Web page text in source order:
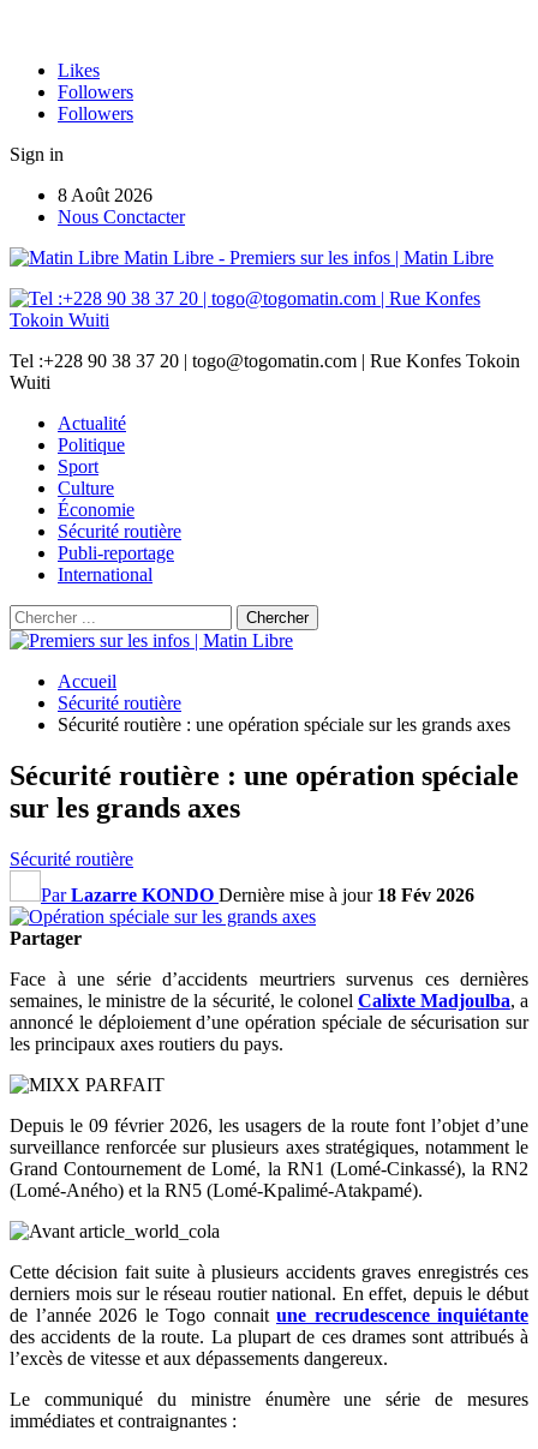
Likes
Followers
Followers
Sign in
8 Août 2026
Nous Conctacter
Matin Libre - Premiers sur les infos | Matin Libre
Tel :+228 90 38 37 20 | togo@togomatin.com | Rue Konfes Tokoin
Wuiti
Actualité
Politique
Sport
Culture
Économie
Sécurité routière
Publi-reportage
International
Accueil
Sécurité routière
Sécurité routière : une opération spéciale sur les grands axes
Sécurité routière : une opération spéciale
sur les grands axes
Sécurité routière
ParLazarre KONDO Dernière mise à jour 18 Fév 2026
Partager
Face à une série d’accidents meurtriers survenus ces dernières
semaines, le ministre de la sécurité, le colonel Calixte Madjoulba, a
annoncé le déploiement d’une opération spéciale de sécurisation sur
les principaux axes routiers du pays.
Depuis le 09 février 2026, les usagers de la route font l’objet d’une
surveillance renforcée sur plusieurs axes stratégiques, notamment le
Grand Contournement de Lomé, la RN1 (Lomé-Cinkassé), la RN2
(Lomé-Aného) et la RN5 (Lomé-Kpalimé-Atakpamé).
Cette décision fait suite à plusieurs accidents graves enregistrés ces
derniers mois sur le réseau routier national. En effet, depuis le début
de l’année 2026 le Togo connait une recrudescence inquiétante
des accidents de la route. La plupart de ces drames sont attribués à
l’excès de vitesse et aux dépassements dangereux.
Le communiqué du ministre énumère une série de mesures
immédiates et contraignantes :